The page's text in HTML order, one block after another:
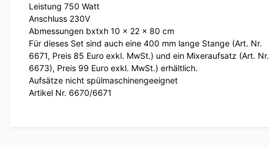
Leistung 750 Watt
Anschluss 230V
Abmessungen bxtxh 10 x 22 x 80 cm
Für dieses Set sind auch eine 400 mm lange Stange (Art. Nr.
6671, Preis 85 Euro exkl. MwSt.) und ein Mixeraufsatz (Art. Nr.
6673), Preis 99 Euro exkl. MwSt.) erhältlich.
Aufsätze nicht spülmaschinengeeignet
Artikel Nr. 6670/6671